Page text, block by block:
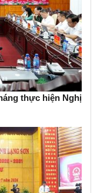
thực hiện Nghị